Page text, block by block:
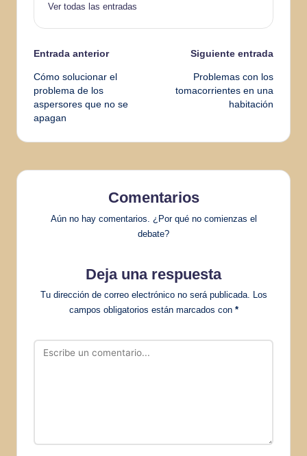
Ver todas las entradas
Navegación
de
entradas
Entrada anterior
Cómo solucionar el
problema de los
aspersores que no se
apagan
Siguiente entrada
Problemas con los
tomacorrientes en una
habitación
Comentarios
Aún no hay comentarios. ¿Por qué no comienzas el
debate?
Deja una respuesta
Tu dirección de correo electrónico no será publicada. Los
campos obligatorios están marcados con *